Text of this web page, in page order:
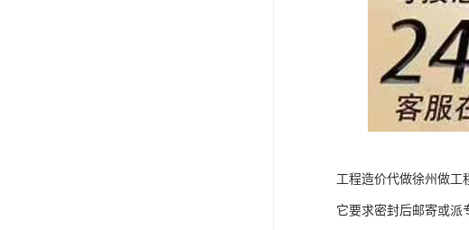
工程造价代做徐州做工
它要求密封后邮寄或派